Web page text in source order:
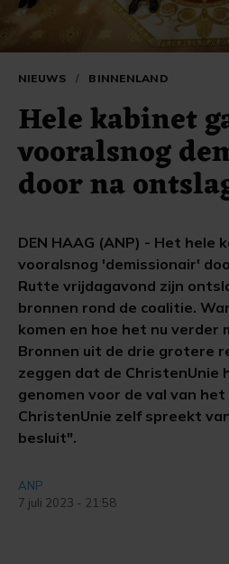
NIEUWS / BINNENLAND
Hele kabinet
vooralsnog
door na
DEN HAAG (ANP) - Het hele
vooralsnog 'demissionair'
Rutte vrijdagavond zijn
bronnen rond de coalitie.
komen en hoe het nu verder
Bronnen uit de drie grotere
zeggen dat de
genomen voor de val van
ChristenUnie zelf spreekt
besluit".
ANP
7 juli 2023 - 21:58